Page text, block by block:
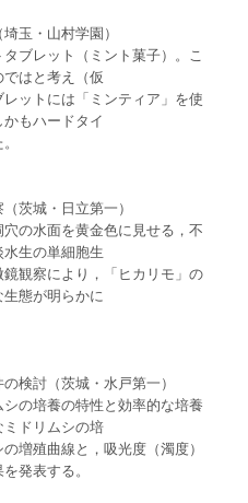
玉・山村学園）
ブレット（ミント菓子）。こ
はと考え（仮
ットには「ミンティア」を使
もハードタイ
茨城・日立第一）
の水面を黄金色に見せる，不
生の単細胞生
観察により，「ヒカリモ」の
態が明らかに
検討（茨城・水戸第一）
の培養の特性と効率的な培養
ドリムシの培
増殖曲線と，吸光度（濁度）
発表する。